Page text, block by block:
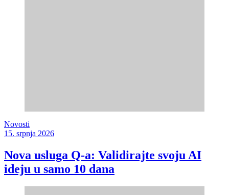
Novosti
15. srpnja 2026
Nova usluga Q-a: Validirajte svoju AI
ideju u samo 10 dana